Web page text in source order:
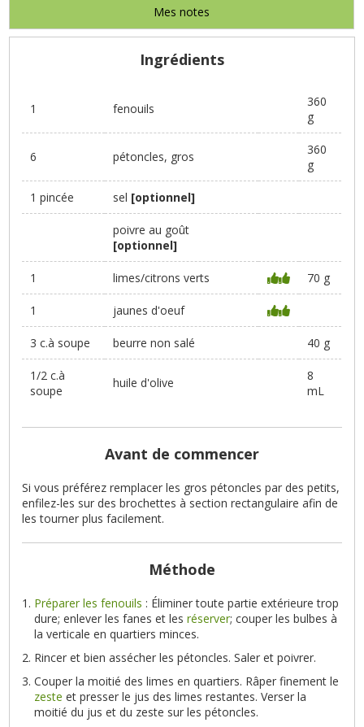
Mes notes
Ingrédients
1 fenouils
360
g
6 pétoncles, gros
360
g
1 pincée sel [optionnel]
poivre au goût
[optionnel]
1 limes/citrons verts 70 g
1 jaunes d'oeuf
3 c.à soupe beurre non salé 40 g
1/2 c.à
soupe
huile d'olive
8
mL
Avant de commencer
Si vous préférez remplacer les gros pétoncles par des petits,
enfilez-les sur des brochettes à section rectangulaire afin de
les tourner plus facilement.
Méthode
Préparer les fenouils : Éliminer toute partie extérieure trop
dure; enlever les fanes et lesréserver; couper les bulbes à
la verticale en quartiers minces.
Rincer et bien assécher les pétoncles. Saler et poivrer.
Couper la moitié des limes en quartiers. Râper finement le
zeste et presser le jus des limes restantes. Verser la
moitié du jus et du zeste sur les pétoncles.